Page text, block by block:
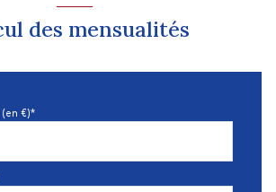
des mensualités
€)*